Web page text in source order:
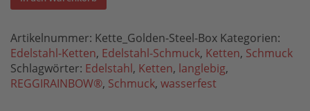
Artikelnummer: Kette_Golden-Steel-Box Kategorien:
Edelstahl-Ketten, Edelstahl-Schmuck, Ketten, Schmuck
Schlagwörter: Edelstahl, Ketten, langlebig,
REGGIRAINBOW®, Schmuck, wasserfest